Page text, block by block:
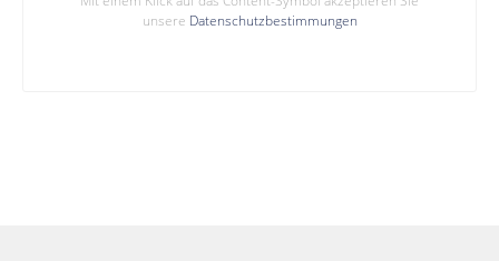
unsere Datenschutzbestimmungen